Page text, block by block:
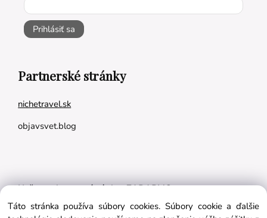
Prihlásiť sa
Partnerské stránky
nichetravel.sk
objavsvet.blog
Naše appky pre vás úplne ZADARMO:
Tréningový plán na mieru
Táto stránka používa súbory cookies. Súbory cookie a ďalšie